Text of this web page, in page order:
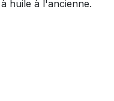
huile à l'ancienne.